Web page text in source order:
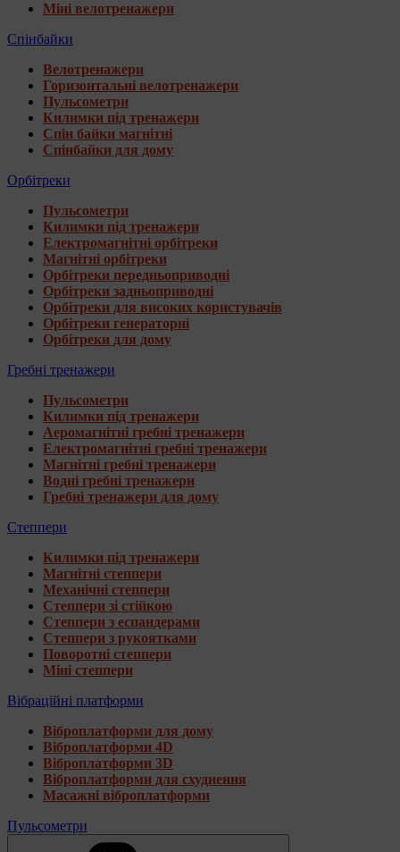
Міні велотренажери
Спінбайки
Велотренажери
Горизонтальні велотренажери
Пульсометри
Килимки під тренажери
Спін байки магнітні
Спінбайки для дому
Орбітреки
Пульсометри
Килимки під тренажери
Електромагнітні орбітреки
Магнітні орбітреки
Орбітреки передньоприводні
Орбітреки задньоприводні
Орбітреки для високих користувачів
Орбітреки генераторні
Орбітреки для дому
Гребні тренажери
Пульсометри
Килимки під тренажери
Аеромагнітні гребні тренажери
Електромагнітні гребні тренажери
Магнітні гребні тренажери
Водні гребні тренажери
Гребні тренажери для дому
Степпери
Килимки під тренажери
Магнітні степпери
Механічні степпери
Степпери зі стійкою
Степпери з еспандерами
Степпери з рукоятками
Поворотні степпери
Міні степпери
Вібраційні платформи
Віброплатформи для дому
Віброплатформи 4D
Віброплатформи 3D
Віброплатформи для схуднення
Масажні віброплатформи
Пульсометри